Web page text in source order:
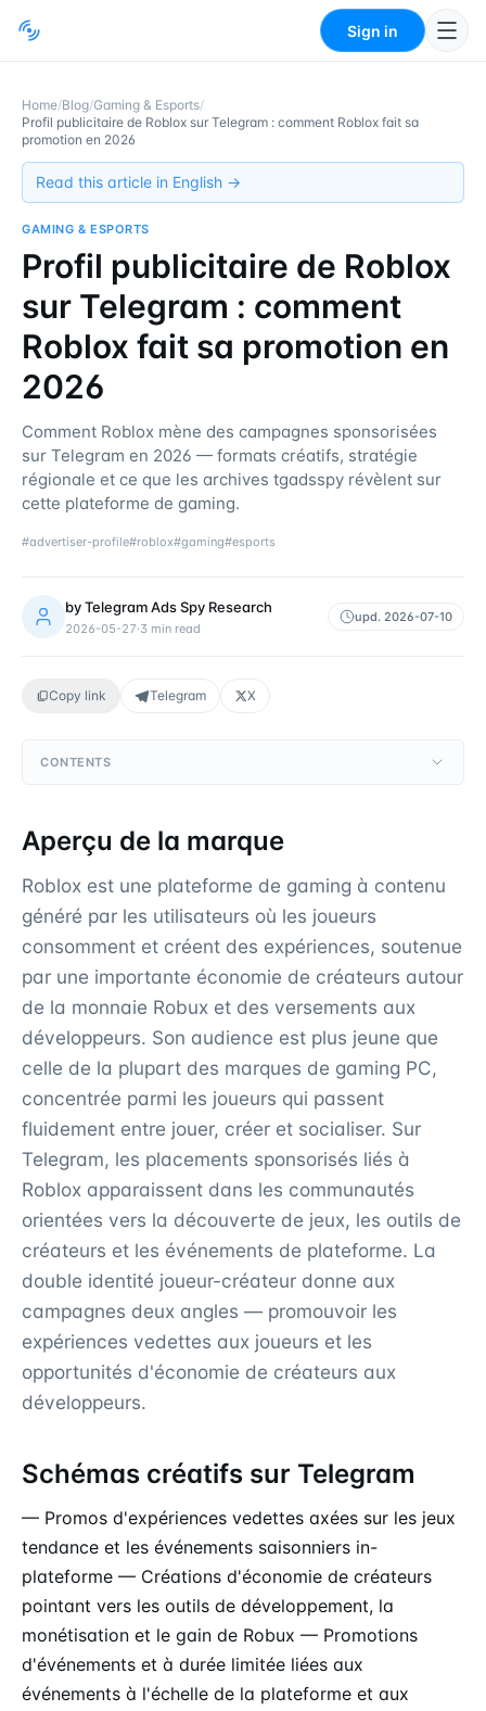
Sign in
Home/Blog/Gaming & Esports/
Profil publicitaire de Roblox sur Telegram : comment Roblox fait sa
promotion en 2026
Read this article in English →
GAMING & ESPORTS
Profil publicitaire de Roblox
sur Telegram : comment
Roblox fait sa promotion en
2026
Comment Roblox mène des campagnes sponsorisées
sur Telegram en 2026 — formats créatifs, stratégie
régionale et ce que les archives tgadsspy révèlent sur
cette plateforme de gaming.
#advertiser-profile#roblox#gaming#esports
byTelegram Ads Spy Research
2026-05-27·3 min read
upd. 2026-07-10
Copy link Telegram X
CONTENTS
Aperçu de la marque
Roblox est une plateforme de gaming à contenu
généré par les utilisateurs où les joueurs
consomment et créent des expériences, soutenue
par une importante économie de créateurs autour
de la monnaie Robux et des versements aux
développeurs. Son audience est plus jeune que
celle de la plupart des marques de gaming PC,
concentrée parmi les joueurs qui passent
fluidement entre jouer, créer et socialiser. Sur
Telegram, les placements sponsorisés liés à
Roblox apparaissent dans les communautés
orientées vers la découverte de jeux, les outils de
créateurs et les événements de plateforme. La
double identité joueur-créateur donne aux
campagnes deux angles — promouvoir les
expériences vedettes aux joueurs et les
opportunités d'économie de créateurs aux
développeurs.
Schémas créatifs sur Telegram
— Promos d'expériences vedettes axées sur les jeux
tendance et les événements saisonniers in-
plateforme — Créations d'économie de créateurs
pointant vers les outils de développement, la
monétisation et le gain de Robux — Promotions
d'événements et à durée limitée liées aux
événements à l'échelle de la plateforme et aux